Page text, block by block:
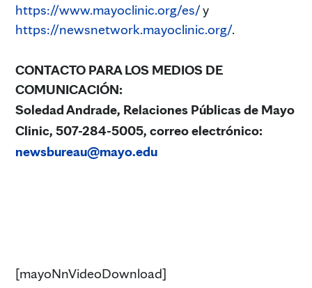
https://www.mayoclinic.org/es/y
https://newsnetwork.mayoclinic.org/.
CONTACTO PARA LOS MEDIOS DE
COMUNICACIÓN:
Soledad Andrade, Relaciones Públicas de Mayo
Clinic, 507-284-5005, correo electrónico:
newsbureau@mayo.edu
[mayoNnVideoDownload]